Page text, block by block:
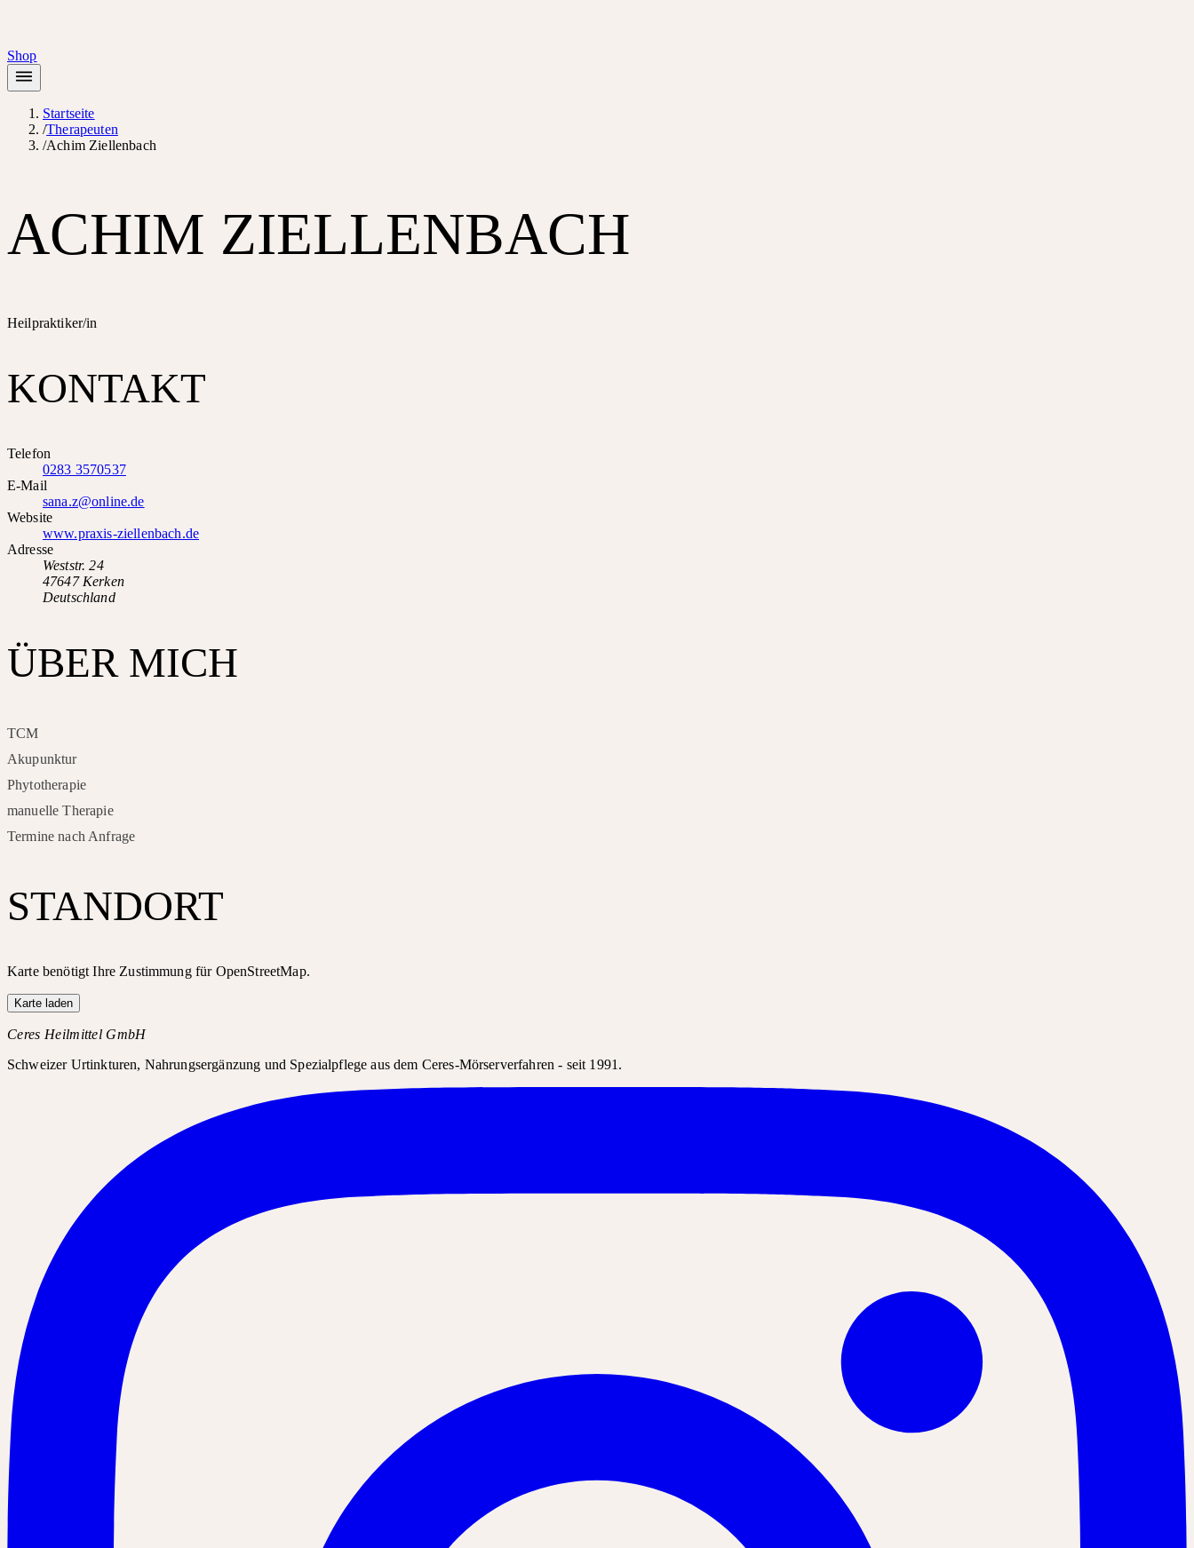
Shop
Startseite
/Therapeuten
/Achim Ziellenbach
ACHIM ZIELLENBACH
Heilpraktiker/in
KONTAKT
Telefon
0283 3570537
E-Mail
sana.z@online.de
Website
www.praxis-ziellenbach.de
Adresse
Weststr. 24
47647 Kerken
Deutschland
ÜBER MICH
TCM
Akupunktur
Phytotherapie
manuelle Therapie
Termine nach Anfrage
STANDORT
Karte benötigt Ihre Zustimmung für OpenStreetMap.
Karte laden
Ceres Heilmittel GmbH
Schweizer Urtinkturen, Nahrungsergänzung und Spezialpflege aus dem Ceres-Mörserverfahren - seit 1991.